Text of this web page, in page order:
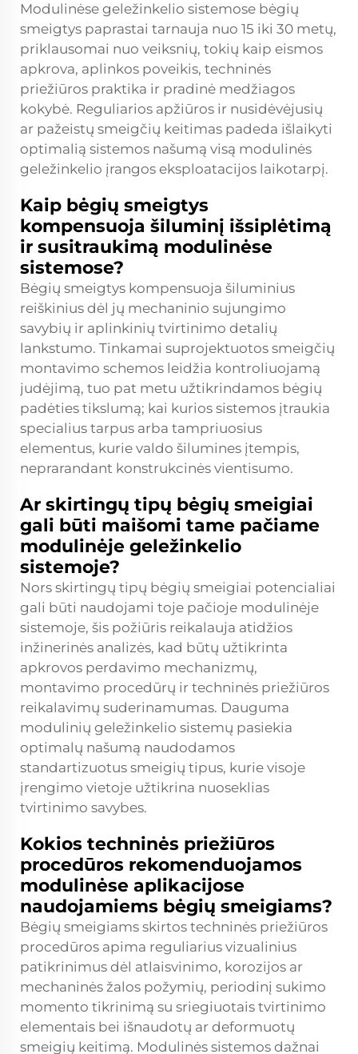
Modulinėse geležinkelio sistemose bėgių
smeigtys paprastai tarnauja nuo 15 iki 30 metų,
priklausomai nuo veiksnių, tokių kaip eismos
apkrova, aplinkos poveikis, techninės
priežiūros praktika ir pradinė medžiagos
kokybė. Reguliarios apžiūros ir nusidėvėjusių
ar pažeistų smeigčių keitimas padeda išlaikyti
optimalią sistemos našumą visą modulinės
geležinkelio įrangos eksploatacijos laikotarpį.
Kaip bėgių smeigtys
kompensuoja šiluminį išsiplėtimą
ir susitraukimą modulinėse
sistemose?
Bėgių smeigtys kompensuoja šiluminius
reiškinius dėl jų mechaninio sujungimo
savybių ir aplinkinių tvirtinimo detalių
lankstumo. Tinkamai suprojektuotos smeigčių
montavimo schemos leidžia kontroliuojamą
judėjimą, tuo pat metu užtikrindamos bėgių
padėties tikslumą; kai kurios sistemos įtraukia
specialius tarpus arba tampriuosius
elementus, kurie valdo šilumines įtempis,
neprarandant konstrukcinės vientisumo.
Ar skirtingų tipų bėgių smeigiai
gali būti maišomi tame pačiame
modulinėje geležinkelio
sistemoje?
Nors skirtingų tipų bėgių smeigiai potencialiai
gali būti naudojami toje pačioje modulinėje
sistemoje, šis požiūris reikalauja atidžios
inžinerinės analizės, kad būtų užtikrinta
apkrovos perdavimo mechanizmų,
montavimo procedūrų ir techninės priežiūros
reikalavimų suderinamumas. Dauguma
modulinių geležinkelio sistemų pasiekia
optimalų našumą naudodamos
standartizuotus smeigių tipus, kurie visoje
įrengimo vietoje užtikrina nuoseklias
tvirtinimo savybes.
Kokios techninės priežiūros
procedūros rekomenduojamos
modulinėse aplikacijose
naudojamiems bėgių smeigiams?
Bėgių smeigiams skirtos techninės priežiūros
procedūros apima reguliarius vizualinius
patikrinimus dėl atlaisvinimo, korozijos ar
mechaninės žalos požymių, periodinį sukimo
momento tikrinimą su sriegiuotais tvirtinimo
elementais bei išnaudotų ar deformuotų
smeigių keitimą. Modulinės sistemos dažnai